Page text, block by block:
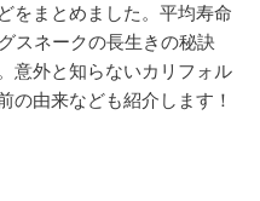
をまとめました。平均寿命
スネークの長生きの秘訣
意外と知らないカリフォル
の由来なども紹介します！